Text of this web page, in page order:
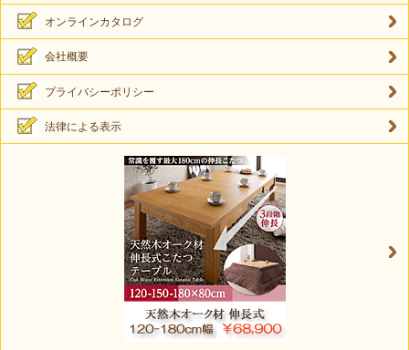
オンラインカタログ
会社概要
プライバシーポリシー
法律による表示